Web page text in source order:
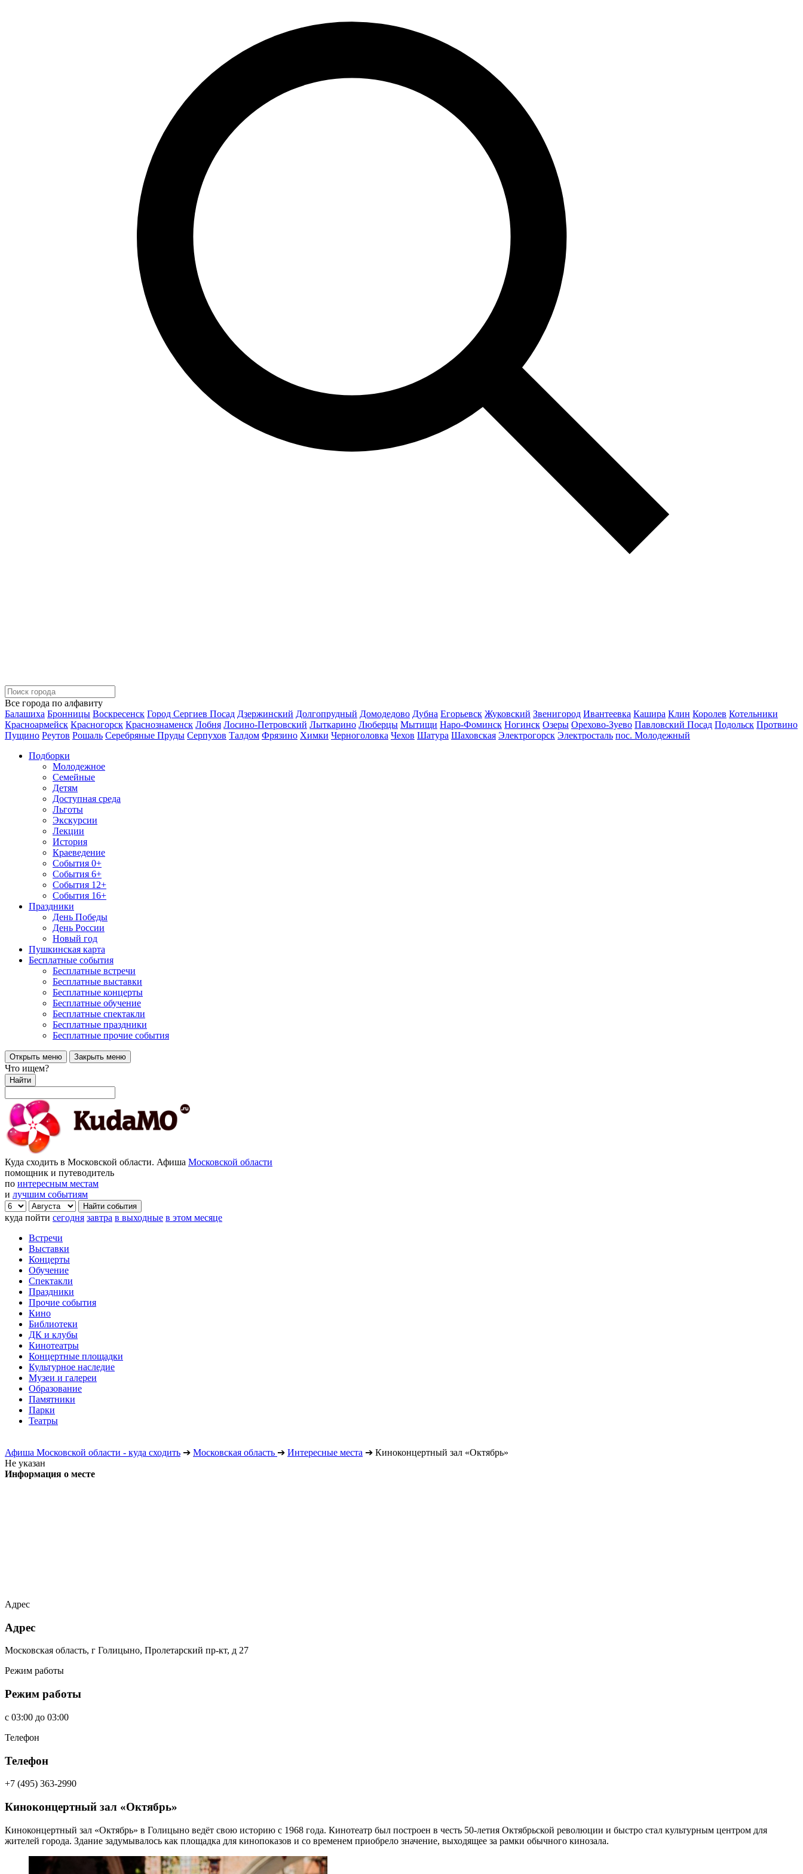
Все города по алфавиту
Балашиха Бронницы Воскресенск Город Сергиев Посад Дзержинский Долгопрудный Домодедово Дубна Егорьевск Жуковский Звенигород Ивантеевка Кашира Клин Королев Котельники
Красноармейск Красногорск Краснознаменск Лобня Лосино-Петровский Лыткарино Люберцы Мытищи Наро-Фоминск Ногинск Озеры Орехово-Зуево Павловский Посад Подольск Протвино
Пущино Реутов Рошаль Серебряные Пруды Серпухов Талдом Фрязино Химки Черноголовка Чехов Шатура Шаховская Электрогорск Электросталь пос. Молодежный
Подборки
Молодежное
Семейные
Детям
Доступная среда
Льготы
Экскурсии
Лекции
История
Краеведение
События 0+
События 6+
События 12+
События 16+
Праздники
День Победы
День России
Новый год
Пушкинская карта
Бесплатные события
Бесплатные встречи
Бесплатные выставки
Бесплатные концерты
Бесплатные обучение
Бесплатные спектакли
Бесплатные праздники
Бесплатные прочие события
Открыть меню Закрыть меню
Что ищем?
Найти
Куда сходить в Московской области. Афиша Московской области
помощник и путеводитель
по интересным местам
и лучшим событиям
куда пойти сегодня завтра в выходные в этом месяце
Встречи
Выставки
Концерты
Обучение
Спектакли
Праздники
Прочие события
Кино
Библиотеки
ДК и клубы
Кинотеатры
Концертные площадки
Культурное наследие
Музеи и галереи
Образование
Памятники
Парки
Театры
Афиша Московской области - куда сходить ➔ Московская область ➔ Интересные места ➔ Киноконцертный зал «Октябрь»
Не указан
Информация о месте
Адрес
Адрес
Московская область, г Голицыно, Пролетарский пр-кт, д 27
Режим работы
Режим работы
c 03:00 до 03:00
Телефон
Телефон
+7 (495) 363-2990
Киноконцертный зал «Октябрь»
Киноконцертный зал «Октябрь» в Голицыно ведёт свою историю с 1968 года. Кинотеатр был построен в честь 50-летия Октябрьской революции и быстро стал культурным центром для
жителей города. Здание задумывалось как площадка для кинопоказов и со временем приобрело значение, выходящее за рамки обычного кинозала.